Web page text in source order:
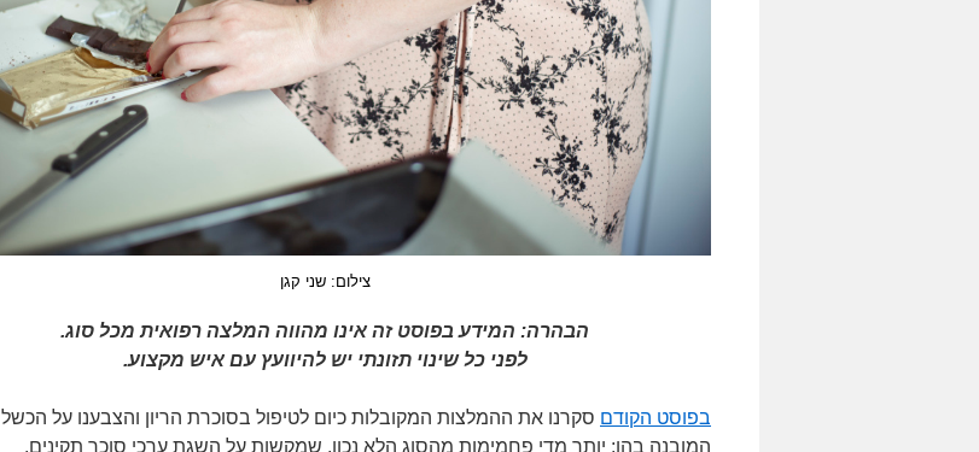
צילום: שני קגן
הבהרה: המידע בפוסט זה אינו מהווה המלצה רפואית מכל סוג.
לפני כל שינוי תזונתי יש להיוועץ עם איש מקצוע.
בפוסט הקודם סקרנו את ההמלצות המקובלות כיום לטיפול בסוכרת הריון והצבענו על הכשל
המובנה בהן: יותר מדי פחמימות מהסוג הלא נכון, שמקשות על השגת ערכי סוכר תקינים.